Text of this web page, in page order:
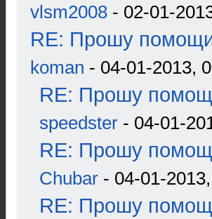
vlsm2008 - 02-01-
RE: Прошу
koman - 04-01-2013,
RE: Прошу
speedster - 04-01-
RE: Прошу
Chubar - 04-01-
RE: Прошу